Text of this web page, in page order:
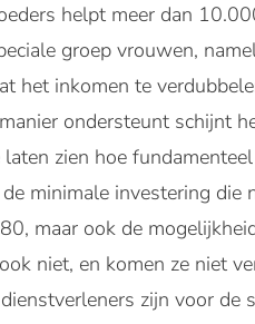
helpt meer dan
groep vrouwen,
het inkomen te
ondersteunt schijnt
zien hoe
minimale investering
maar ook de
niet, en komen ze niet
zijn voor de